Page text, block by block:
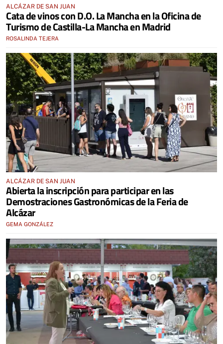
ALCÁZAR DE SAN JUAN
Cata de vinos con D.O. La Mancha en la Oficina de
Turismo de Castilla-La Mancha en Madrid
ROSALINDA TEJERA
ALCÁZAR DE SAN JUAN
Abierta la inscripción para participar en las
Demostraciones Gastronómicas de la Feria de
Alcázar
GEMA GONZÁLEZ